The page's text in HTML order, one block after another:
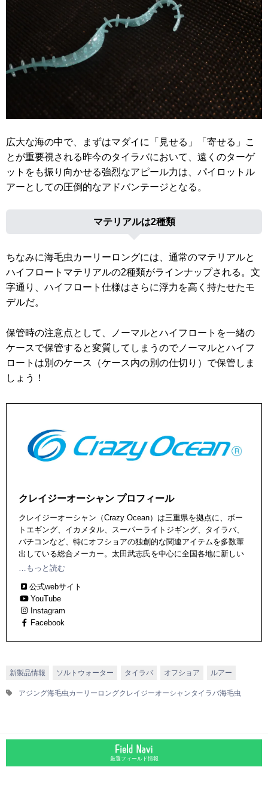
広大な海の中で、まずはマダイに「見せる」「寄せる」こ
とが重要視される昨今のタイラバにおいて、遠くのターゲ
ットをも振り向かせる強烈なアピール力は、パイロットル
アーとしての圧倒的なアドバンテージとなる。
マテリアルは2種類
ちなみに海毛虫カーリーロングには、通常のマテリアルと
ハイフロートマテリアルの2種類がラインナップされる。文
字通り、ハイフロート仕様はさらに浮力を高く持たせたモ
デルだ。
保管時の注意点として、ノーマルとハイフロートを一緒の
ケースで保管すると変質してしまうのでノーマルとハイフ
ロートは別のケース（ケース内の別の仕切り）で保管しま
しょう！
クレイジーオーシャン プロフィール
クレイジーオーシャン（Crazy Ocean）は三重県を拠点に、ボー
トエギング、イカメタル、スーパーライトジギング、タイラバ、
バチコンなど、特にオフショアの独創的な関連アイテムを多数輩
出している総合メーカー。太田武志氏を中心に全国各地に新しい
釣りを提案し続ける。
…もっと読む
公式webサイト
YouTube
Instagram
Facebook
新製品情報 ソルトウォーター タイラバ オフショア ルアー
アジング海毛虫カーリーロングクレイジーオーシャンタイラバ海毛虫
厳選フィールド情報